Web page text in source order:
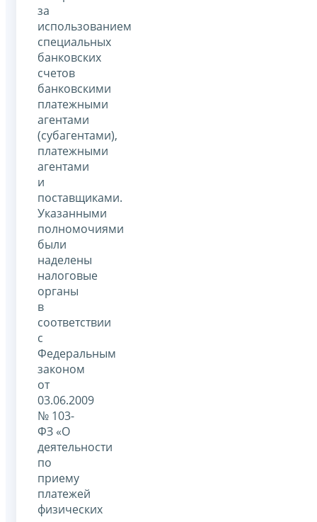
за
использованием
специальных
банковских
счетов
банковскими
платежными
агентами
(субагентами),
платежными
агентами
и
поставщиками.
Указанными
полномочиями
были
наделены
налоговые
органы
в
соответствии
с
Федеральным
законом
от
03.06.2009
№ 103-
ФЗ «О
деятельности
по
приему
платежей
физических